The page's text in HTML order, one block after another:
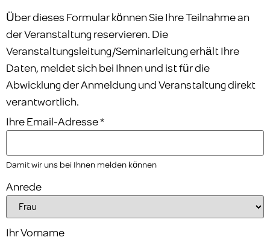
Über dieses Formular können Sie Ihre Teilnahme an
der Veranstaltung reservieren. Die
Veranstaltungsleitung/Seminarleitung erhält Ihre
Daten, meldet sich bei Ihnen und ist für die
Abwicklung der Anmeldung und Veranstaltung direkt
verantwortlich.
Ihre Email-Adresse*
Damit wir uns bei Ihnen melden können
Anrede
Ihr Vorname